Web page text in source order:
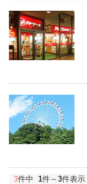
3件中 1件～ 3件表示